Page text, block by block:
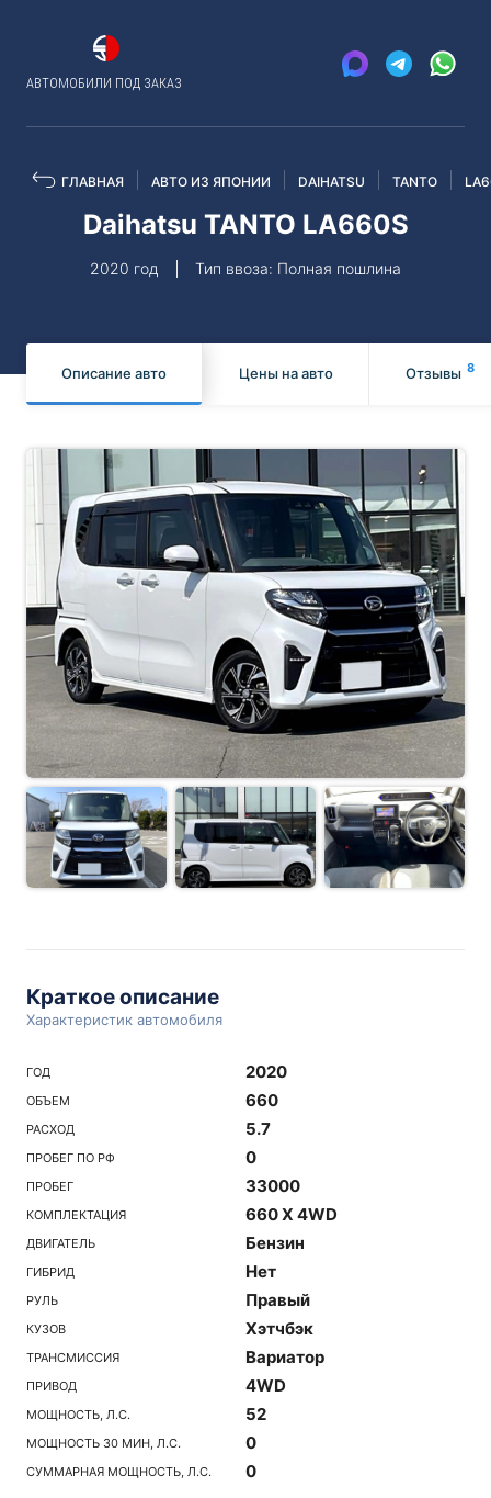
АВТОМОБИЛИ ПОД ЗАКАЗ
ГЛАВНАЯ АВТО ИЗ ЯПОНИИ DAIHATSU TANTO
Daihatsu TANTO LA660S
2020 год Тип ввоза: Полная пошлина
Описание авто Цены на авто Отзывы 8
Краткое описание
Характеристик автомобиля
ГОД 2020
ОБЪЕМ 660
РАСХОД 5.7
ПРОБЕГ ПО РФ 0
ПРОБЕГ 33000
КОМПЛЕКТАЦИЯ 660 X 4WD
ДВИГАТЕЛЬ Бензин
ГИБРИД Нет
РУЛЬ Правый
КУЗОВ Хэтчбэк
ТРАНСМИССИЯ Вариатор
ПРИВОД 4WD
МОЩНОСТЬ, Л.С. 52
МОЩНОСТЬ 30 МИН, Л.С. 0
СУММАРНАЯ МОЩНОСТЬ, Л.С. 0